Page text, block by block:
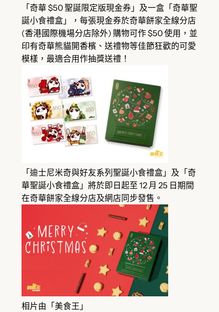
「奇華 $50 聖誕限定版現金券」及一盒「奇華聖
誕小食禮盒」，每張現金券於奇華餅家全線分店
(香港國際機場分店除外) 購物可作 $50 使用，並
印有奇華熊貓開香檳、送禮物等佳節狂歡的可愛
模樣，最適合用作抽獎送禮！
「迪士尼米奇與好友系列聖誕小食禮盒」及「奇
華聖誕小食禮盒」將於即日起至 12 月 25 日期間
在奇華餅家全線分店及網店同步發售。
相片由「美食王」